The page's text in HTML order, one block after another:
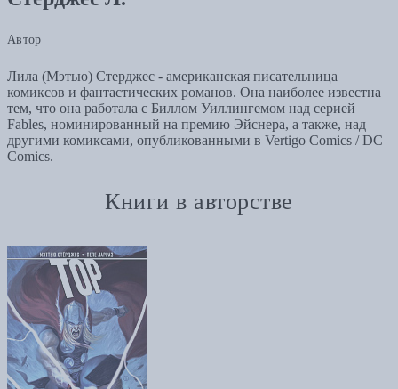
Автор
Лила (Мэтью) Стерджес - американская писательница
комиксов и фантастических романов. Она наиболее известна
тем, что она работала с Биллом Уиллингемом над серией
Fables, номинированный на премию Эйснера, а также, над
другими комиксами, опубликованными в Vertigo Comics / DC
Comics.
Книги в авторстве